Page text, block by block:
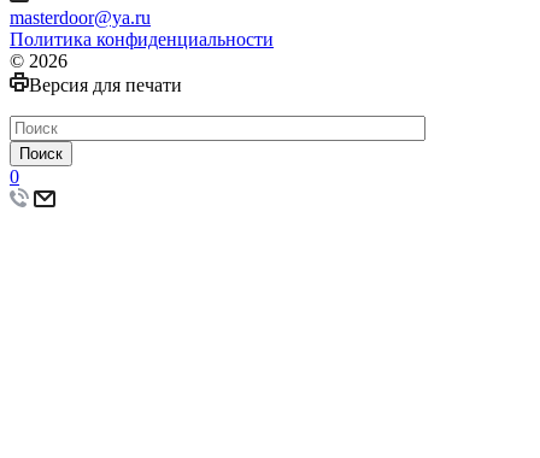
masterdoor@ya.ru
Политика конфиденциальности
© 2026
Версия для печати
Поиск
0